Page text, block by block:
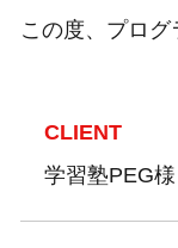
この度、プログ
CLIENT
学習塾PEG様